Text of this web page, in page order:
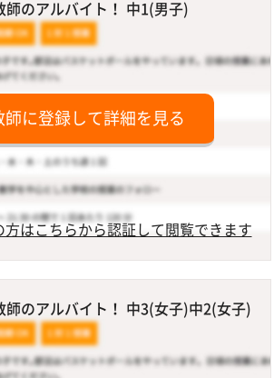
師のアルバイト！ 中1(男子)
師に登録して詳細を見る
方はこちらから認証して閲覧できます
師のアルバイト！ 中3(女子)中2(女子)